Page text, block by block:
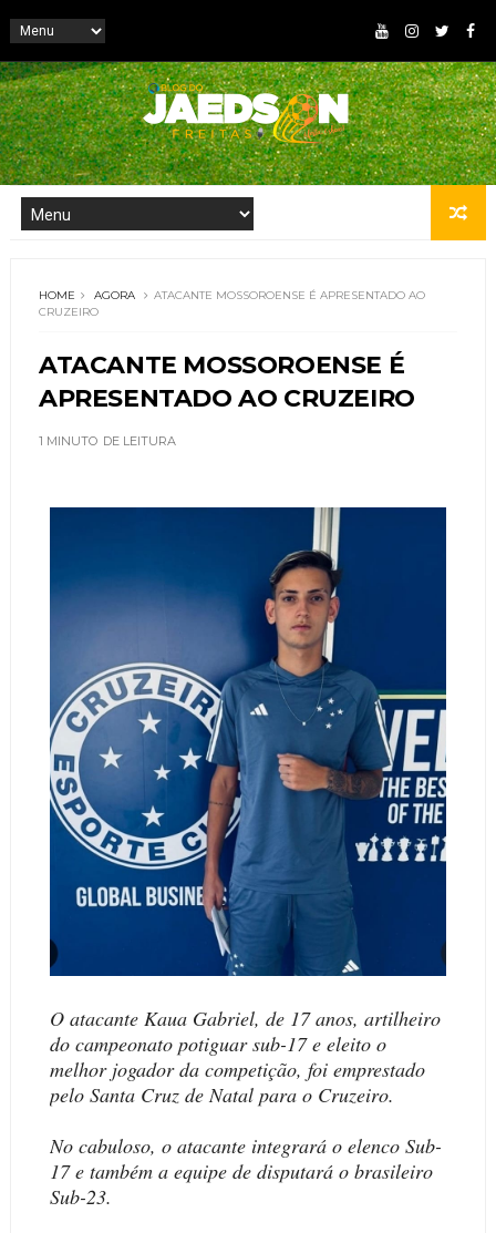
HOME AGORA
ATACANTE MOSSOROENSE É APRESENTADO AO
CRUZEIRO
ATACANTE MOSSOROENSE É
APRESENTADO AO CRUZEIRO
1 MINUTO DE LEITURA
O atacante Kaua Gabriel, de 17 anos, artilheiro
do campeonato potiguar sub-17 e eleito o
melhor jogador da competição, foi emprestado
pelo Santa Cruz de Natal para o Cruzeiro.
No cabuloso, o atacante integrará o elenco Sub-
17 e também a equipe de disputará o brasileiro
Sub-23.